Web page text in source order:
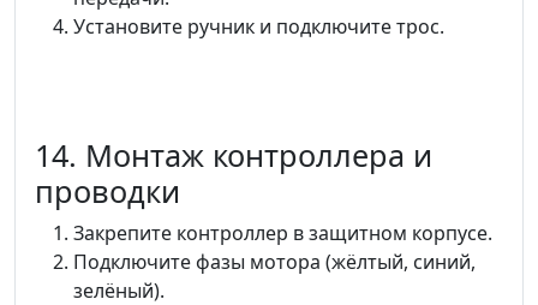
Установите ручник и подключите трос.
14. Монтаж контроллера и
проводки
Закрепите контроллер в защитном корпусе.
Подключите фазы мотора (жёлтый, синий,
зелёный).